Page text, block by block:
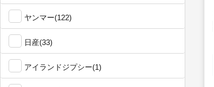
ヤンマー(122)
日産(33)
アイランドジプシー(1)